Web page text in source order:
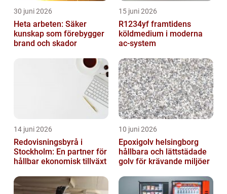
30 juni 2026
Heta arbeten: Säker
kunskap som förebygger
brand och skador
15 juni 2026
R1234yf framtidens
köldmedium i moderna
ac-system
14 juni 2026
Redovisningsbyrå i
Stockholm: En partner för
hållbar ekonomisk tillväxt
10 juni 2026
Epoxigolv helsingborg
hållbara och lättstädade
golv för krävande miljöer